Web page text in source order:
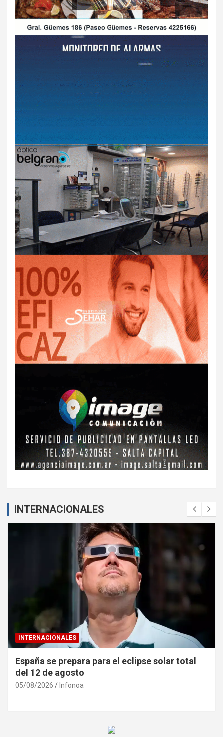
INTERNACIONALES
INTERNACIONALES
España se prepara para el eclipse solar total
del 12 de agosto
05/08/2026 Infonoa